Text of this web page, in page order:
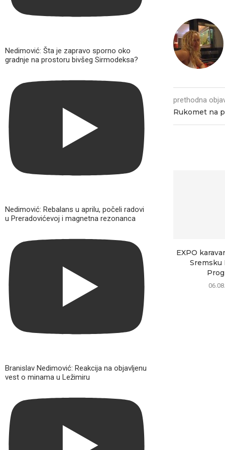
prethodna
Rukomet na
EXPO
Sremsku
Nedimović: Šta je zapravo sporno oko
gradnje na prostoru bivšeg Sirmodeksa?
Nedimović: Rebalans u aprilu, počeli radovi
u Preradovićevoj i magnetna rezonanca
Branislav Nedimović: Reakcija na objavljenu
vest o minama u Ležimiru